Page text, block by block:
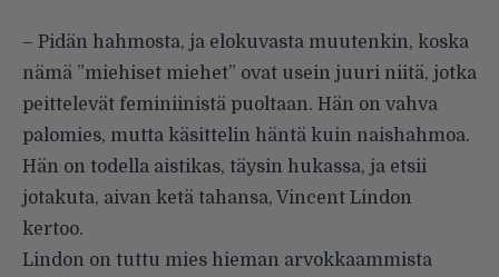
– Pidän hahmosta, ja elokuvasta muutenkin, koska
nämä ”miehiset miehet” ovat usein juuri niitä, jotka
peittelevät feminiinistä puoltaan. Hän on vahva
palomies, mutta käsittelin häntä kuin naishahmoa.
Hän on todella aistikas, täysin hukassa, ja etsii
jotakuta, aivan ketä tahansa, Vincent Lindon
kertoo.
Lindon on tuttu mies hieman arvokkaammista